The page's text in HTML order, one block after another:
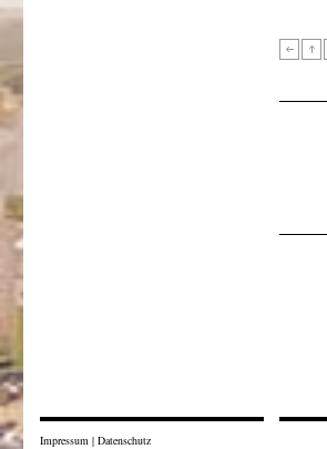
Impressum | Datenschutz